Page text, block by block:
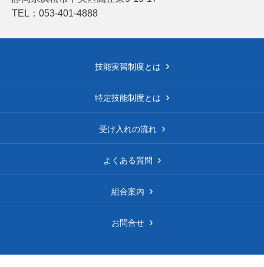
TEL：053-401-4888
技能実習制度とは
特定技能制度とは
受け入れの流れ
よくある質問
組合案内
お問合せ